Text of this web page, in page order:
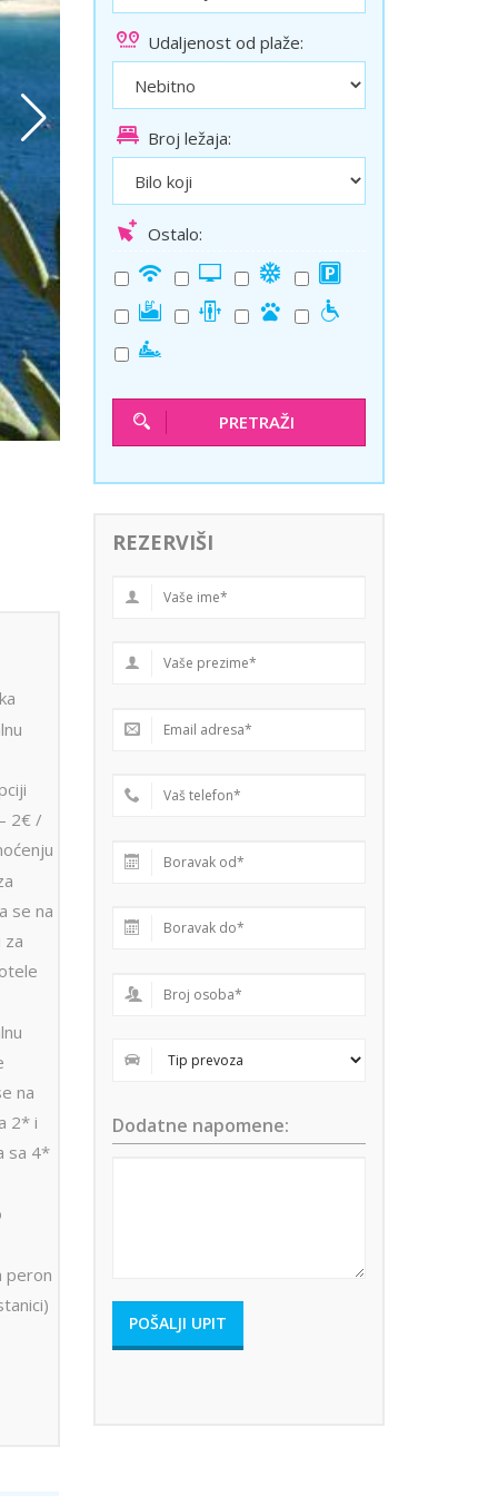
Solun polazak iz Niša
Temišvar polazak iz Niša
2€ /
se na
za
na
2* i
sa 4*
peron
Udaljenost od plaže:
Broj ležaja:
Ostalo:
PRETRAŽI
REZERVIŠI
Dodatne napomene: